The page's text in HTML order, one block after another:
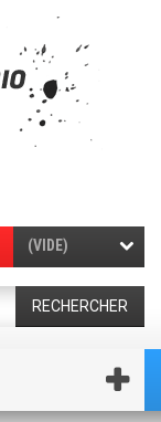
(VIDE)
RECHERCHER